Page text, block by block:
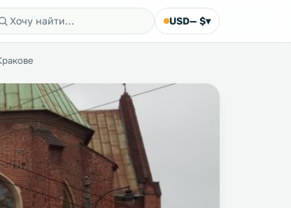
USD— $▾